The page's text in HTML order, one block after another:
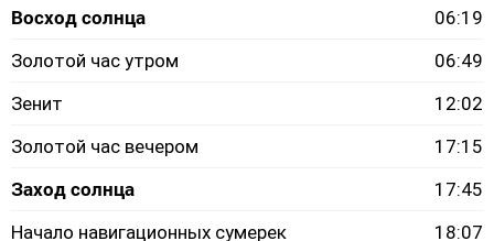
Восход солнца
06:19
Золотой час утром
06:49
Зенит
12:02
Золотой час вечером
17:15
Заход солнца
17:45
Начало навигационных сумерек
18:07